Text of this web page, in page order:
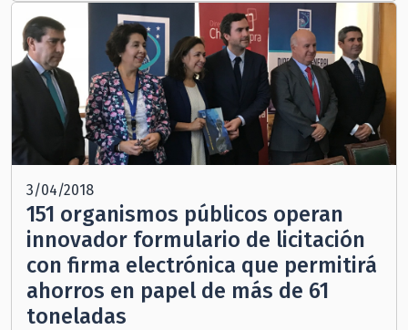
3/04/2018
151 organismos públicos operan
innovador formulario de licitación
con firma electrónica que permitirá
ahorros en papel de más de 61
toneladas